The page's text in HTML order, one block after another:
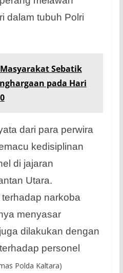
dalam tubuh Polri
Sebatik
pada Hari
dari para perwira
kedisiplinan
di jajaran
Utara.
narkoba
menyasar
dilakukan dengan
personel
Polda Kaltara)